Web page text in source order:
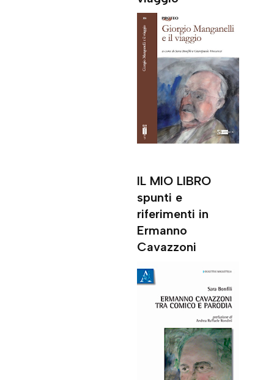
IL MIO LIBRO
spunti e
riferimenti in
Ermanno
Cavazzoni